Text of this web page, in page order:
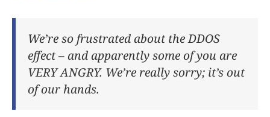
We’re so frustrated about the DDOS
effect – and apparently some of you are
VERY ANGRY. We’re really sorry; it’s out
of our hands.